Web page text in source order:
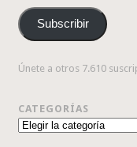
correo
electrónico
Subscribir
Únete a otros 7.610
CATEGORÍAS
Categorías